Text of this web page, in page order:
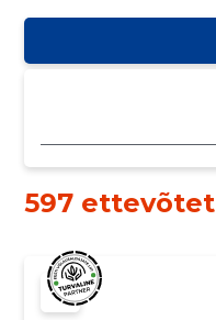
597 ettevõtet